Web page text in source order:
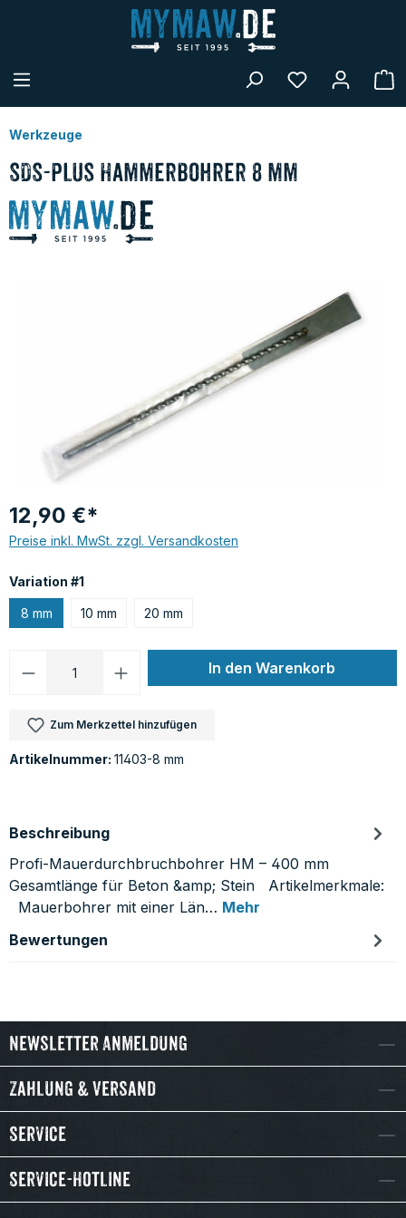
Werkzeuge
SDS-Plus Hammerbohrer 8 mm
12,90 €*
Preise inkl. MwSt. zzgl. Versandkosten
Variation #1
8 mm 10 mm 20 mm
Produkt Anzahl: Gib den gewünschten
In den Warenkorb
Zum Merkzettel hinzufügen
Artikelnummer: 11403-8 mm
Beschreibung
Profi-Mauerdurchbruchbohrer HM – 400 mm
Gesamtlänge für Beton &amp; Stein Artikelmerkmale:
Mauerbohrer mit einer Län… Mehr
Bewertungen
Newsletter Anmeldung
Zahlung & Versand
Service
Service-Hotline